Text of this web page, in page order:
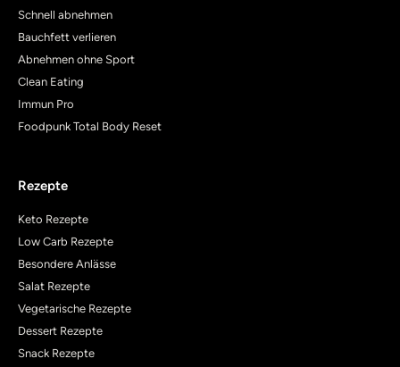
Schnell abnehmen
Bauchfett verlieren
Abnehmen ohne Sport
Clean Eating
Immun Pro
Foodpunk Total Body Reset
Rezepte
Keto Rezepte
Low Carb Rezepte
Besondere Anlässe
Salat Rezepte
Vegetarische Rezepte
Dessert Rezepte
Snack Rezepte